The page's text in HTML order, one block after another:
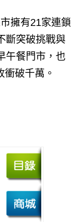
擁有21家連鎖
斷突破挑戰與
午餐門市，也
破千萬。